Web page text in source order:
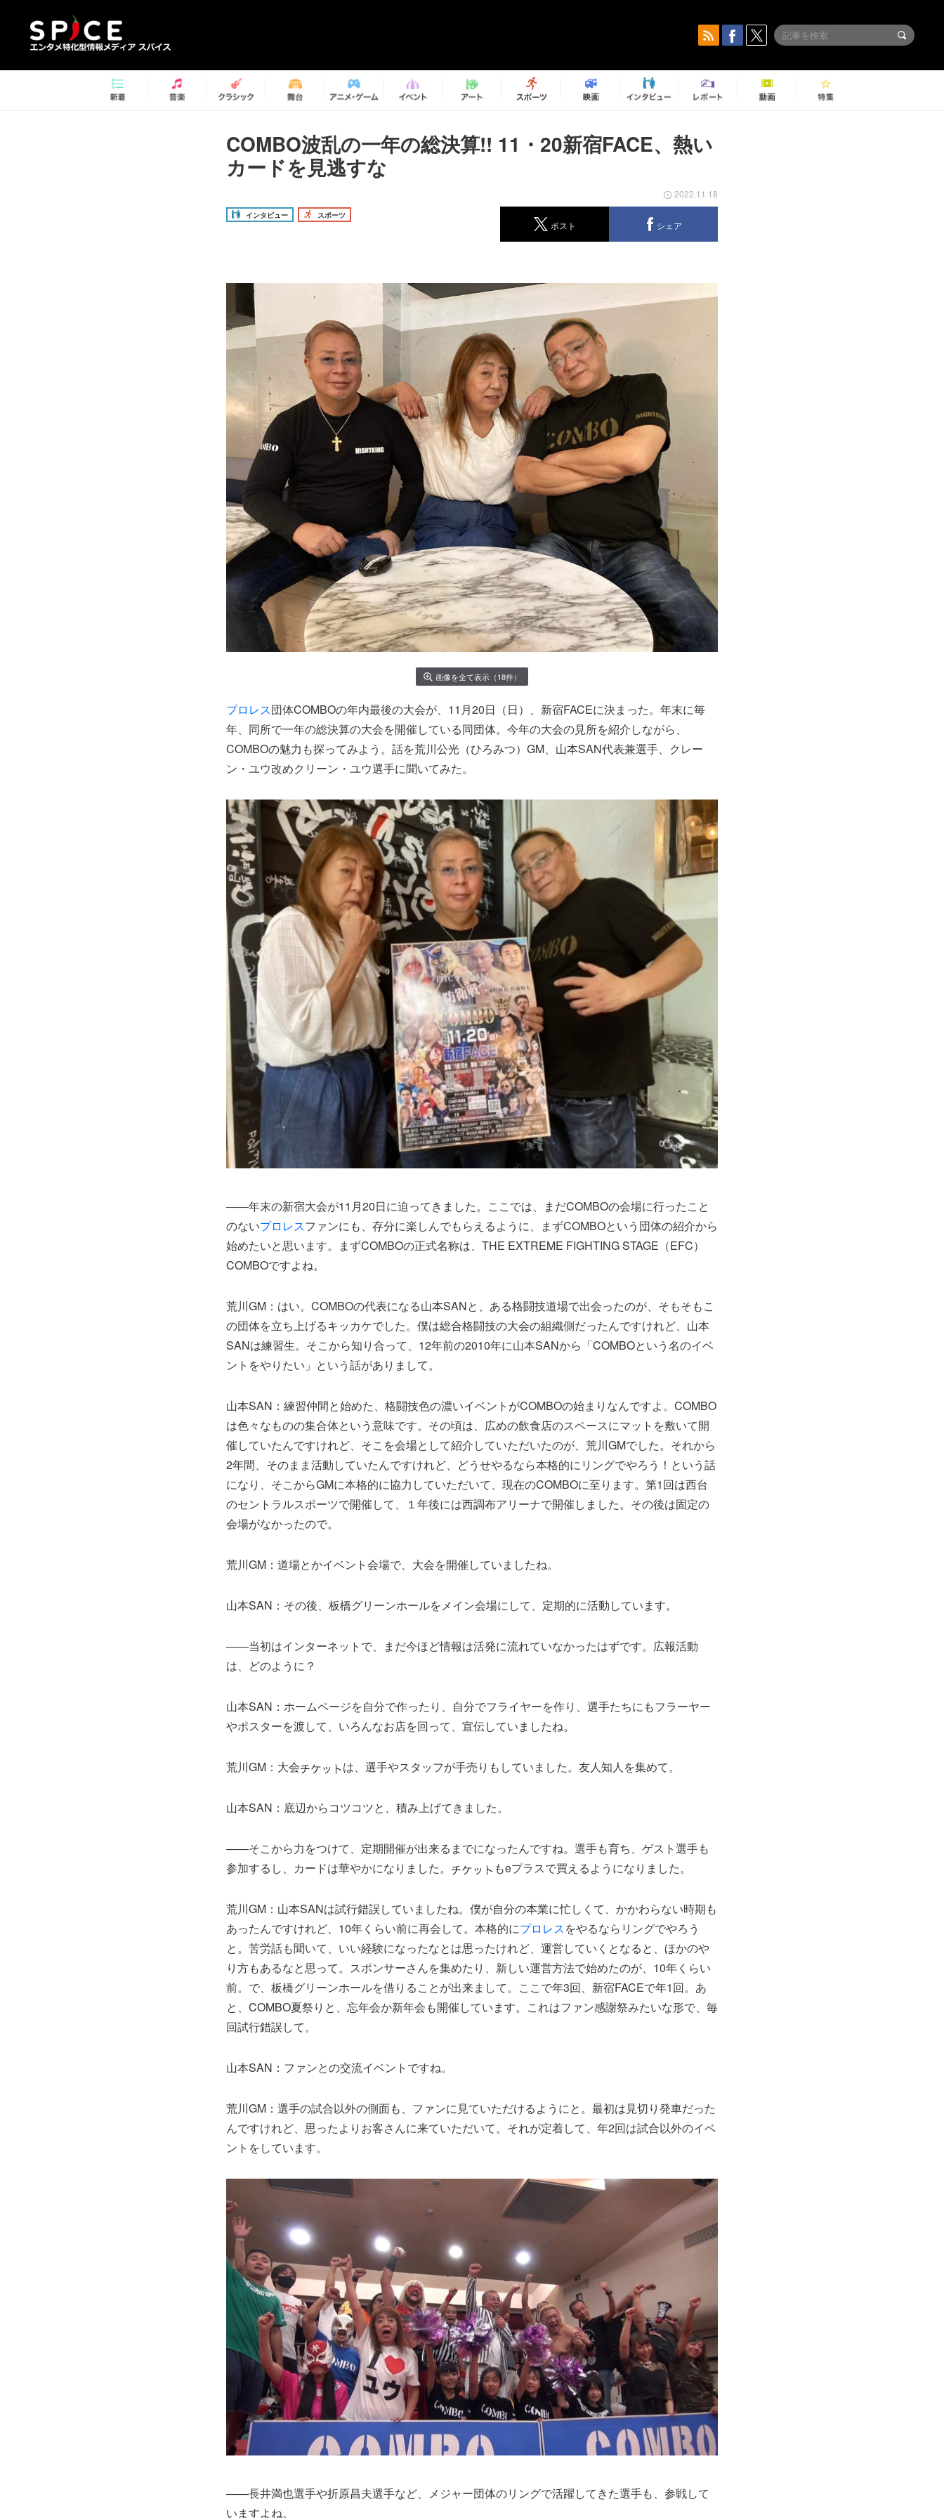
COMBO波乱の一年の総決算!! 11・20新宿FACE、熱い
カードを見逃すな
インタビュー スポーツ
2022.11.18
ポスト シェア
画像を全て表示（18件）
プロレス団体COMBOの年内最後の大会が、11月20日（日）、新宿FACEに決まった。年末に毎
年、同所で一年の総決算の大会を開催している同団体。今年の大会の見所を紹介しながら、
COMBOの魅力も探ってみよう。話を荒川公光（ひろみつ）GM、山本SAN代表兼選手、クレー
ン・ユウ改めクリーン・ユウ選手に聞いてみた。
――年末の新宿大会が11月20日に迫ってきました。ここでは、まだCOMBOの会場に行ったこと
のないプロレスファンにも、存分に楽しんでもらえるように、まずCOMBOという団体の紹介から
始めたいと思います。まずCOMBOの正式名称は、THE EXTREME FIGHTING STAGE（EFC）
COMBOですよね。
荒川GM：はい。COMBOの代表になる山本SANと、ある格闘技道場で出会ったのが、そもそもこ
の団体を立ち上げるキッカケでした。僕は総合格闘技の大会の組織側だったんですけれど、山本
SANは練習生。そこから知り合って、12年前の2010年に山本SANから「COMBOという名のイベ
ントをやりたい」という話がありまして。
山本SAN：練習仲間と始めた、格闘技色の濃いイベントがCOMBOの始まりなんですよ。COMBO
は色々なものの集合体という意味です。その頃は、広めの飲食店のスペースにマットを敷いて開
催していたんですけれど、そこを会場として紹介していただいたのが、荒川GMでした。それから
2年間、そのまま活動していたんですけれど、どうせやるなら本格的にリングでやろう！という話
になり、そこからGMに本格的に協力していただいて、現在のCOMBOに至ります。第1回は西台
のセントラルスポーツで開催して、１年後には西調布アリーナで開催しました。その後は固定の
会場がなかったので。
荒川GM：道場とかイベント会場で、大会を開催していましたね。
山本SAN：その後、板橋グリーンホールをメイン会場にして、定期的に活動しています。
――当初はインターネットで、まだ今ほど情報は活発に流れていなかったはずです。広報活動
は、どのように？
山本SAN：ホームページを自分で作ったり、自分でフライヤーを作り、選手たちにもフラーヤー
やポスターを渡して、いろんなお店を回って、宣伝していましたね。
荒川GM：大会 は、選手やスタッフが手売りもしていました。友人知人を集めて。
山本SAN：底辺からコツコツと、積み上げてきました。
――そこから力をつけて、定期開催が出来るまでになったんですね。選手も育ち、ゲスト選手も
参加するし、カードは華やかになりました。
もeプラスで買えるようになりました。
荒川GM：山本SANは試行錯誤していましたね。僕が自分の本業に忙しくて、かかわらない時期も
あったんですけれど、10年くらい前に再会して。本格的にプロレスをやるならリングでやろう
と。苦労話も聞いて、いい経験になったなとは思ったけれど、運営していくとなると、ほかのや
り方もあるなと思って。スポンサーさんを集めたり、新しい運営方法で始めたのが、10年くらい
前。で、板橋グリーンホールを借りることが出来まして。ここで年3回、新宿FACEで年1回。あ
と、COMBO夏祭りと、忘年会か新年会も開催しています。これはファン感謝祭みたいな形で、毎
回試行錯誤して。
山本SAN：ファンとの交流イベントですね。
荒川GM：選手の試合以外の側面も、ファンに見ていただけるようにと。最初は見切り発車だった
んですけれど、思ったよりお客さんに来ていただいて。それが定着して、年2回は試合以外のイベ
ントをしています。
――長井満也選手や折原昌夫選手など、メジャー団体のリングで活躍してきた選手も、参戦して
いますよね。